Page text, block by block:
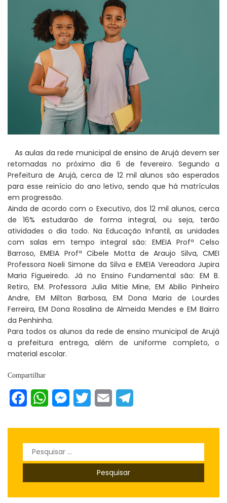
As aulas da rede municipal de ensino de Arujá devem ser
retomadas no próximo dia 6 de fevereiro. Segundo a
Prefeitura de Arujá, cerca de 12 mil alunos são esperados
para esse reinício do ano letivo, sendo que há matrículas
em progressão.
Ainda de acordo com o Executivo, dos 12 mil alunos, cerca
de 16% estudarão de forma integral, ou seja, terão
atividades o dia todo. Na Educação Infantil, as unidades
com salas em tempo integral são: EMEIA Profª Celso
Barroso, EMEIA Profª Cibele Motta de Araujo Silva, CMEI
Professora Noeli Simone da Silva e EMEIA Vereadora Jupira
Maria Figueiredo. Já no Ensino Fundamental são: EM B.
Retiro, EM. Professora Julia Mitie Mine, EM Abilio Pinheiro
Andre, EM Milton Barbosa, EM Dona Maria de Lourdes
Ferreira, EM Dona Rosalina de Almeida Mendes e EM Bairro
da Penhinha.
Para todos os alunos da rede de ensino municipal de Arujá
a prefeitura entrega, além de uniforme completo, o
material escolar.
Compartilhar
FacebookWhatsAppMessenger
Twitter Email
Pesquisar